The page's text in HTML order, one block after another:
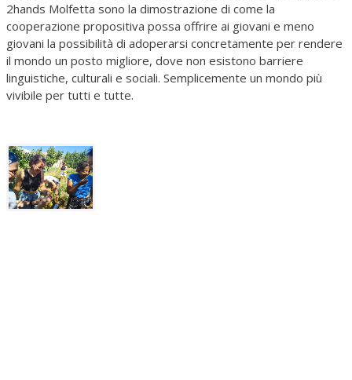
2hands Molfetta sono la dimostrazione di come la
cooperazione propositiva possa offrire ai giovani e meno
giovani la possibilità di adoperarsi concretamente per rendere
il mondo un posto migliore, dove non esistono barriere
linguistiche, culturali e sociali. Semplicemente un mondo più
vivibile per tutti e tutte.